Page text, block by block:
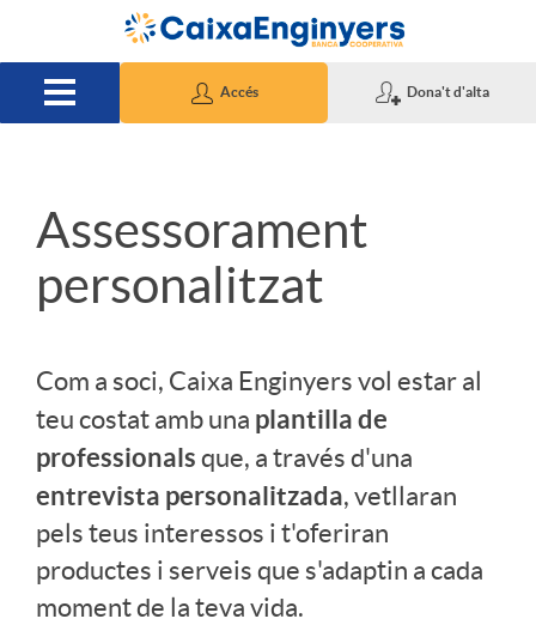
Salta al contingut principal
Accés Dona't d'alta
S
d
e
r
Assessorament
personalitzat
Com a soci, Caixa Enginyers vol estar al
teu costat amb una plantilla de
professionals que, a través d'una
entrevista personalitzada, vetllaran
pels teus interessos i t'oferiran
productes i serveis que s'adaptin a cada
moment de la teva vida.